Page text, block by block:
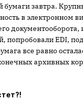
бумаги завтра.
в электронном
документооборота,
попробовали EDI,
все равно
архивных